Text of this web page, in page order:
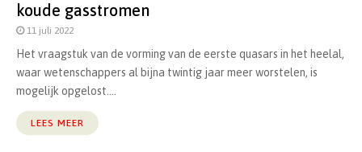
koude gasstromen
11 juli 2022
Het vraagstuk van de vorming van de eerste quasars in het heelal,
waar wetenschappers al bijna twintig jaar meer worstelen, is
mogelijk opgelost....
LEES MEER